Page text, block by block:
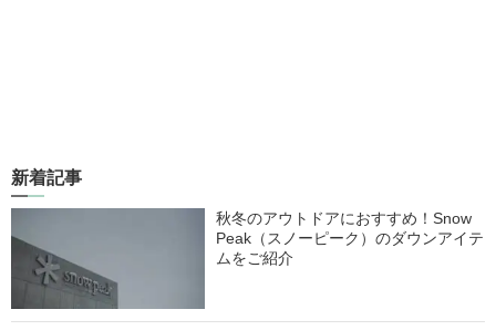
新着記事
秋冬のアウトドアにおすすめ！Snow
Peak（スノーピーク）のダウンアイテ
ムをご紹介